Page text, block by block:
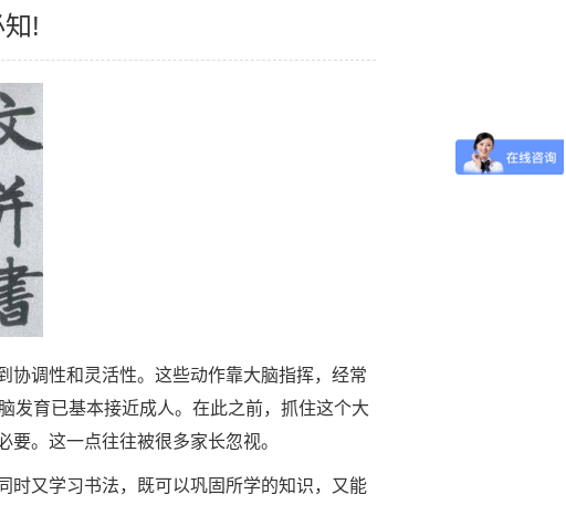
!
调性和灵活性。这些动作靠大脑指挥，经常
发育已基本接近成人。在此之前，抓住这个大
。这一点往往被很多家长忽视。
又学习书法，既可以巩固所学的知识，又能